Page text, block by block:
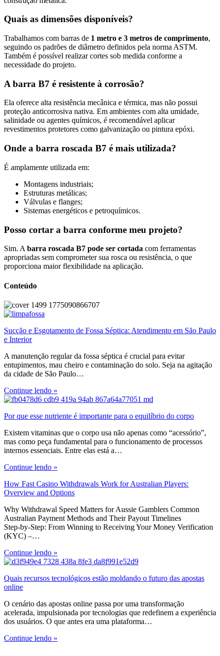
Quais as dimensões disponíveis?
Trabalhamos com barras de 1 metro e 3 metros de comprimento,
seguindo os padrões de diâmetro definidos pela norma ASTM.
Também é possível realizar cortes sob medida conforme a
necessidade do projeto.
A barra B7 é resistente à corrosão?
Ela oferece alta resistência mecânica e térmica, mas não possui
proteção anticorrosiva nativa. Em ambientes com alta umidade,
salinidade ou agentes químicos, é recomendável aplicar
revestimentos protetores como galvanização ou pintura epóxi.
Onde a barra roscada B7 é mais utilizada?
É amplamente utilizada em:
Montagens industriais;
Estruturas metálicas;
Válvulas e flanges;
Sistemas energéticos e petroquímicos.
Posso cortar a barra conforme meu projeto?
Sim. A barra roscada B7 pode ser cortada com ferramentas
apropriadas sem comprometer sua rosca ou resistência, o que
proporciona maior flexibilidade na aplicação.
Conteúdo
Sucção e Esgotamento de Fossa Séptica: Atendimento em São Paulo
e Interior
A manutenção regular da fossa séptica é crucial para evitar
entupimentos, mau cheiro e contaminação do solo. Seja na agitação
da cidade de São Paulo…
Continue lendo »
Por que esse nutriente é importante para o equilíbrio do corpo
Existem vitaminas que o corpo usa não apenas como “acessório”,
mas como peça fundamental para o funcionamento de processos
internos essenciais. Entre elas está a…
Continue lendo »
How Fast Casino Withdrawals Work for Australian Players:
Overview and Options
Why Withdrawal Speed Matters for Aussie Gamblers Common
Australian Payment Methods and Their Payout Timelines
Step‑by‑Step: From Winning to Receiving Your Money Verification
(KYC) –…
Continue lendo »
Quais recursos tecnológicos estão moldando o futuro das apostas
online
O cenário das apostas online passa por uma transformação
acelerada, impulsionada por tecnologias que redefinem a experiência
dos usuários. O que antes era uma plataforma…
Continue lendo »